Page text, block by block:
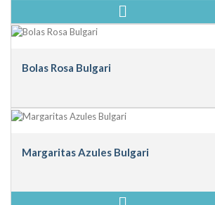
Bolas Rosa Bulgari
Margaritas Azules Bulgari